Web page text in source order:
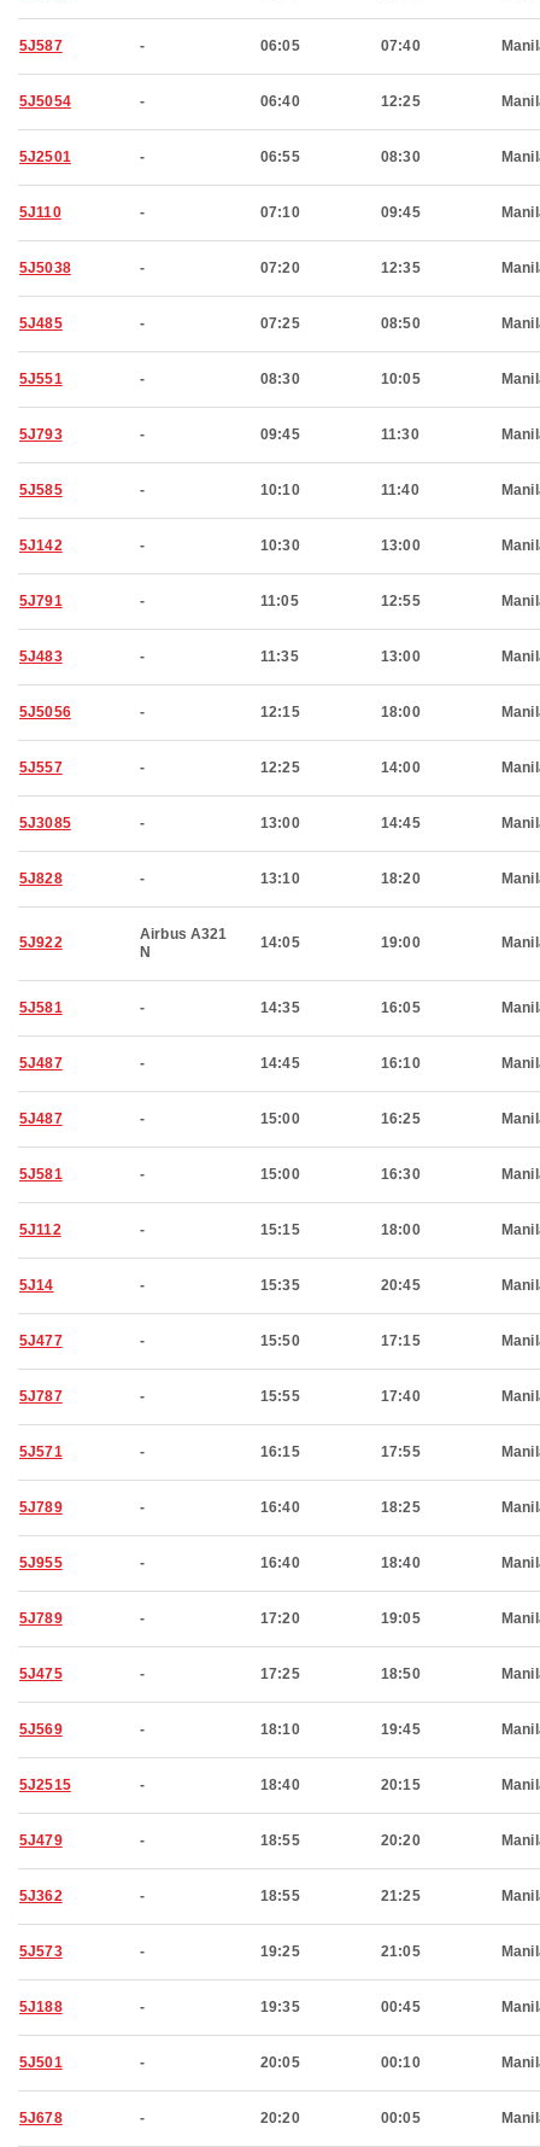
5J587 - 06:05 07:40
5J5054 - 06:40 12:25
5J2501 - 06:55 08:30
5J110 - 07:10 09:45
5J5038 - 07:20 12:35
5J485 - 07:25 08:50
5J551 - 08:30 10:05
5J793 - 09:45 11:30
5J585 - 10:10 11:40
5J142 - 10:30 13:00
5J791 - 11:05 12:55
5J483 - 11:35 13:00
5J5056 - 12:15 18:00
5J557 - 12:25 14:00
5J3085 - 13:00 14:45
5J828 - 13:10 18:20
5J922
Airbus A321
N
14:05 19:00
5J581 - 14:35 16:05
5J487 - 14:45 16:10
5J487 - 15:00 16:25
5J581 - 15:00 16:30
5J112 - 15:15 18:00
5J14 - 15:35 20:45
5J477 - 15:50 17:15
5J787 - 15:55 17:40
5J571 - 16:15 17:55
5J789 - 16:40 18:25
5J955 - 16:40 18:40
5J789 - 17:20 19:05
5J475 - 17:25 18:50
5J569 - 18:10 19:45
5J2515 - 18:40 20:15
5J479 - 18:55 20:20
5J362 - 18:55 21:25
5J573 - 19:25 21:05
5J188 - 19:35 00:45
5J501 - 20:05 00:10
5J678 - 20:20 00:05